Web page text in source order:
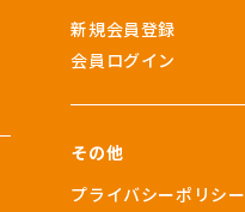
新規会員登録
会員ログイン
その他
プライバシーポリシー